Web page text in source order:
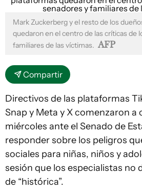
Mark Zuckerberg y el resto de los
quedaron en el centro de las críticas de
familiares de las víctimas. AFP
Compartir
Directivos de las plataformas
Snap y Meta y X comenzaron
miércoles ante el Senado de
responder sobre los peligros
sociales para niñas, niños y
sesión que los especialistas no
de “histórica”.